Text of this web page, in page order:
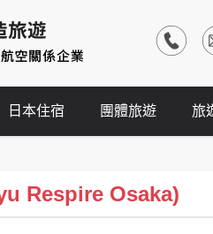
日本住宿 團體旅遊 旅
Respire Osaka)